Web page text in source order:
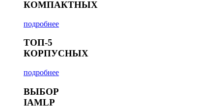
КОМПАКТНЫХ
подробнее
ТОП-5
КОРПУСНЫХ
подробнее
ВЫБОР
IAMLP